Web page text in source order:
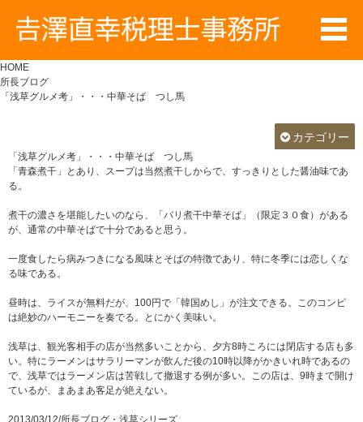
HOME
所長ブログ
「浅草グルメ考」・・・中華そば つし馬
カテゴリー
「浅草グルメ考」・・・中華そば つし馬
「青森煮干」とあり、スープは当然煮干しからで、すっきりとした醤油味であ
る。
煮干の濃さを堪能したいのなら、「バリ煮干中華そば」（限定３０食）がある
が、通常の中華そばで十分であると思う。
一度食したら病みつきになる風味とそばの特徴であり、特に冬季には恋しくな
る味である。
昼時は、ライスが無料だが、100円で「韓国めし」が注文できる。このコンビ
は絶妙のハーモニーを奏でる。とにかく美味い。
浅草は、観光客相手の店が当然多いことから、夕方8時ころには閉店する店も多
い。特にラーメンはサラリーマンが飲んだ後の10時以降がかきいれ時であるの
で、浅草ではラーメン店は苦戦して撤退する例が多い。この店は、9時まで開け
ているが、まあまあ客足が絶えない。
2013/03/12/所長ブログ ・ 浅草シリーズ